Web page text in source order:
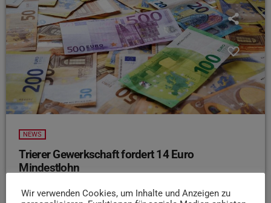
NEWS
Trierer Gewerkschaft fordert 14 Euro
Mindestlohn
Insgesamt 11.600 Jobs würden in Trier von einer
Wir verwenden Cookies, um Inhalte und Anzeigen zu